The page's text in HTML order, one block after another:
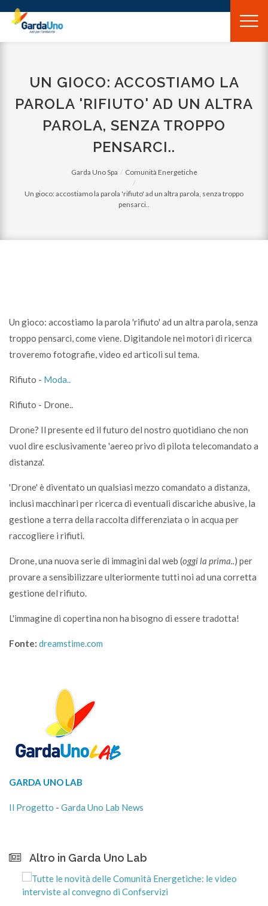
Gardauno
Spa
UN GIOCO: ACCOSTIAMO LA
PAROLA 'RIFIUTO' AD UN ALTRA
PAROLA, SENZA TROPPO
PENSARCI..
Garda Uno Spa Comunità Energetiche
Un gioco: accostiamo la parola 'rifiuto' ad un altra parola, senza troppo
pensarci..
Un gioco: accostiamo la parola 'rifiuto' ad un altra parola, senza
troppo pensarci, come viene. Digitandole nei motori di ricerca
troveremo fotografie, video ed articoli sul tema.
Rifiuto - Moda..
Rifiuto - Drone..
Drone? Il presente ed il futuro del nostro quotidiano che non
vuol dire esclusivamente 'aereo privo di pilota telecomandato a
distanza'.
'Drone' è diventato un qualsiasi mezzo comandato a distanza,
inclusi macchinari per ricerca di eventuali discariche abusive, la
gestione a terra della raccolta differenziata o in acqua per
raccogliere i rifiuti.
Drone, una nuova serie di immagini dal web (oggi la prima..) per
provare a sensibilizzare ulteriormente tutti noi ad una corretta
gestione del rifiuto.
L'immagine di copertina non ha bisogno di essere tradotta!
Fonte: dreamstime.com
GARDA UNO LAB
Il Progetto - Garda Uno Lab News
Altro in Garda Uno Lab